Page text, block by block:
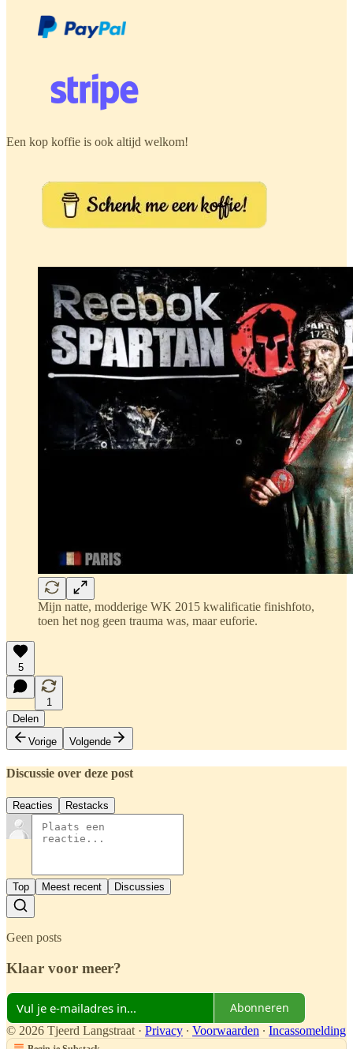
Een kop koffie is ook altijd welkom!
Mijn natte, modderige WK 2015 kwalificatie finishfoto,
toen het nog geen trauma was, maar euforie.
5
1
Delen
Vorige
Volgende
Discussie over deze post
Reacties Restacks
Top Meest recent Discussies
Geen posts
Klaar voor meer?
Abonneren
© 2026 Tjeerd Langstraat · Privacy ∙ Voorwaarden ∙ Incassomelding